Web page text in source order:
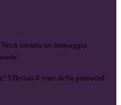
Verrà inviato un messaggio
Effettua il reset della password